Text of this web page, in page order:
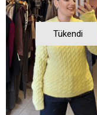
Tükendi